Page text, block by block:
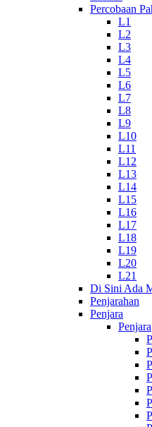
Percobaan
L1
L2
L3
L4
L5
L6
L7
L8
L9
L10
L11
L12
L13
L14
L15
L16
L17
L18
L19
L20
L21
Di Sini Ada
Penjarahan
Penjara
Penjara